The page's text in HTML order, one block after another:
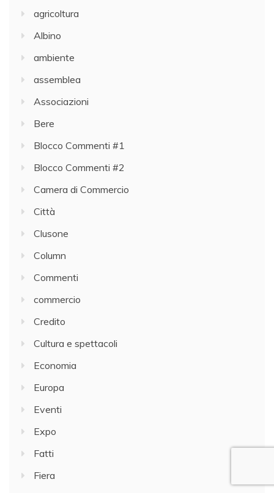
agricoltura
Albino
ambiente
assemblea
Associazioni
Bere
Blocco Commenti #1
Blocco Commenti #2
Camera di Commercio
Città
Clusone
Column
Commenti
commercio
Credito
Cultura e spettacoli
Economia
Europa
Eventi
Expo
Fatti
Fiera